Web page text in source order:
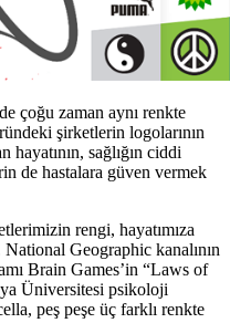
çoğu zaman aynı renkte
şirketlerin logolarının
hayatının, sağlığın ciddi
de hastalara güven vermek
rengi, hayatımıza
National Geographic kanalının
Brain Games’in “Laws of
Üniversitesi psikoloji
peş peşe üç farklı renkte